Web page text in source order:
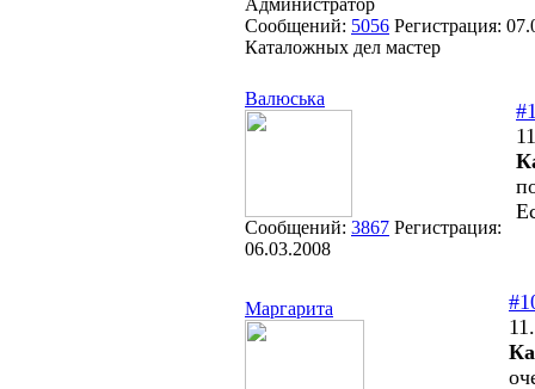
Администратор
Сообщений: 5056 Регистрация:
Каталожных дел мастер
Валюська
Сообщений: 3867 Регистрация:
06.03.2008
Маргарита